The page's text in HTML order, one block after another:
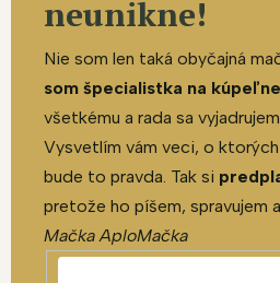
neunikne!
Nie som len taká obyčajná
som špecialistka na kúpeľne
všetkému a rada sa
Vysvetlím vám veci, o ktorých
bude to pravda. Tak si
pretože ho píšem, spravujem
Mačka AploMačka